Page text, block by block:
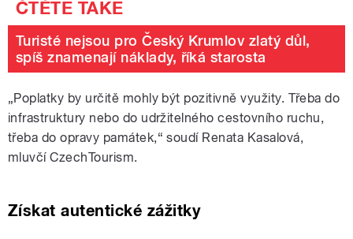
Turisté nejsou pro Český Krumlov zlatý důl,
spíš znamenají náklady, říká starosta
„Poplatky by určitě mohly být pozitivně využity. Třeba do
infrastruktury nebo do udržitelného cestovního ruchu,
třeba do opravy památek,“ soudí Renata Kasalová,
mluvčí CzechTourism.
Získat autentické zážitky